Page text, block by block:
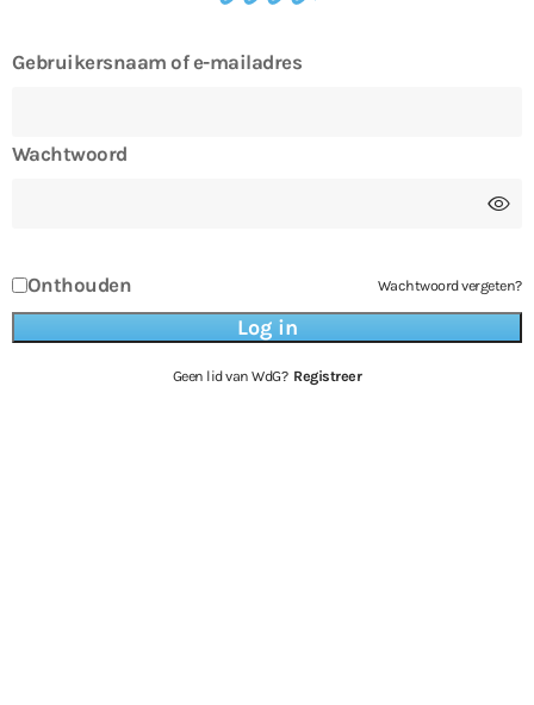
Gebruikersnaam of e-mailadres
Wachtwoord
Onthouden Wachtwoord vergeten?
Geen lid van WdG? Registreer